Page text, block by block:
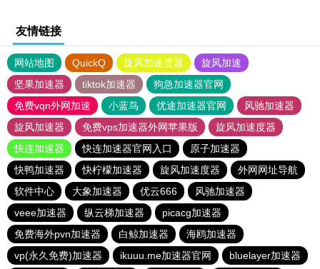
友情链接
网站地图 QuickQ 旋风加速度器
旋风加速
坚果加速器
tiktok加速器
狗急加速器官网
免费vqn外网加速
小蓝鸟 优途加速器官网
风驰加速器
旋风加速器
免费vps加速器外网苹果版
旋风加速度器
快连加速器
快连加速器官网入口
原子加速器
快鸭加速器
快柠檬加速器 旋风加速度器
外网网址导航
软件中心
大象加速器 优云666
风驰加速器
veee加速器
纵云梯加速器
picacg加速器
免费海外pvn加速器
白鲸加速器
海鸥加速器
vp(永久免费)加速器
ikuuu.me加速器官网
bluelayer加速器